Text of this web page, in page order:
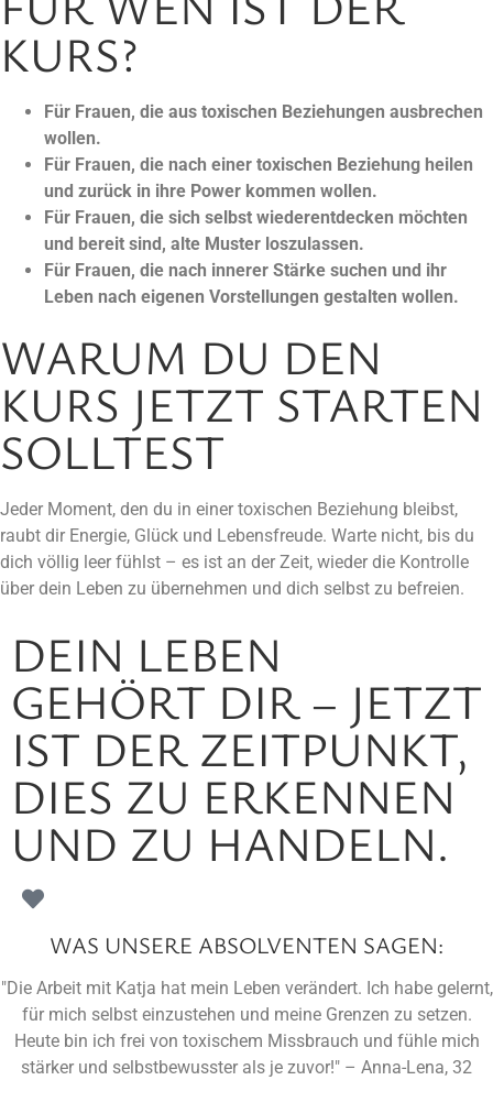
KURS?
Für Frauen, die aus toxischen Beziehungen ausbrechen
wollen.
Für Frauen, die nach einer toxischen Beziehung heilen
und zurück in ihre Power kommen wollen.
Für Frauen, die sich selbst wiederentdecken möchten
und bereit sind, alte Muster loszulassen.
Für Frauen, die nach innerer Stärke suchen und ihr
Leben nach eigenen Vorstellungen gestalten wollen.
WARUM DU DEN
KURS JETZT STARTEN
SOLLTEST
Jeder Moment, den du in einer toxischen Beziehung bleibst,
raubt dir Energie, Glück und Lebensfreude. Warte nicht, bis du
dich völlig leer fühlst – es ist an der Zeit, wieder die Kontrolle
über dein Leben zu übernehmen und dich selbst zu befreien.
DEIN LEBEN
GEHÖRT DIR – JETZT
IST DER ZEITPUNKT,
DIES ZU ERKENNEN
UND ZU HANDELN.
WAS UNSERE ABSOLVENTEN SAGEN:
"Die Arbeit mit Katja hat mein Leben verändert. Ich habe gelernt,
für mich selbst einzustehen und meine Grenzen zu setzen.
Heute bin ich frei von toxischem Missbrauch und fühle mich
stärker und selbstbewusster als je zuvor!" – Anna-Lena, 32